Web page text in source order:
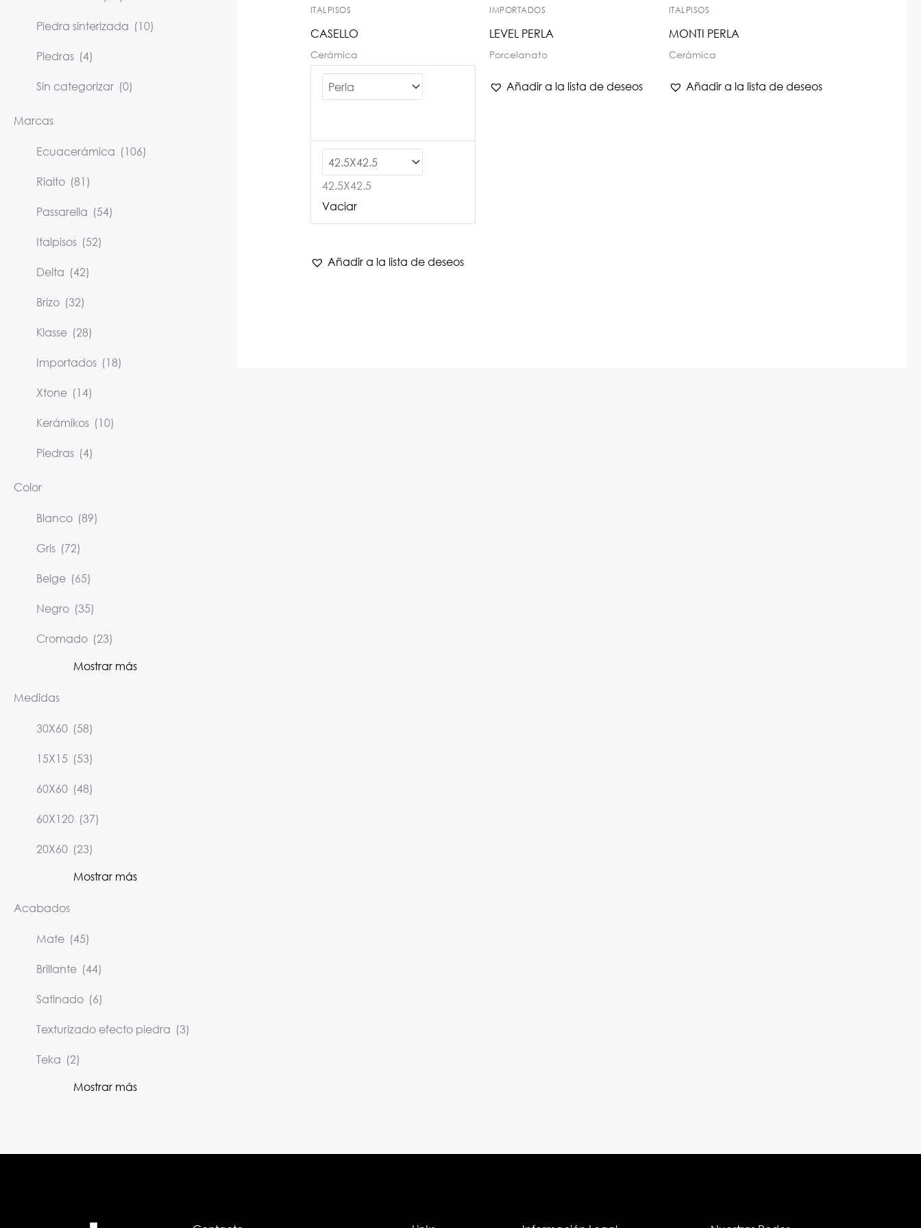
Piedra sinterizada (10)
Piedras (4)
Sin categorizar (0)
Marcas
Ecuacerámica (106)
Rialto (81)
Passarella (54)
Italpisos (52)
Delta (42)
Brizo (32)
Klasse (28)
Importados (18)
Xtone (14)
Kerámikos (10)
Piedras (4)
Color
Blanco (89)
Gris (72)
Beige (65)
Negro (35)
Cromado (23)
Mostrar más
Medidas
30X60 (58)
15X15 (53)
60X60 (48)
60X120 (37)
20X60 (23)
Mostrar más
Acabados
Mate (45)
Brillante (44)
Satinado (6)
Texturizado efecto piedra (3)
Teka (2)
Mostrar más
ITALPISOS
CASELLO
Cerámica
42.5X42.5
Vaciar
Añadir a la lista de deseos
IMPORTADOS
LEVEL PERLA
Porcelanato
Añadir a la lista de deseos
ITALPISOS
MONTI PERLA
Cerámica
Añadir a la lista de deseos